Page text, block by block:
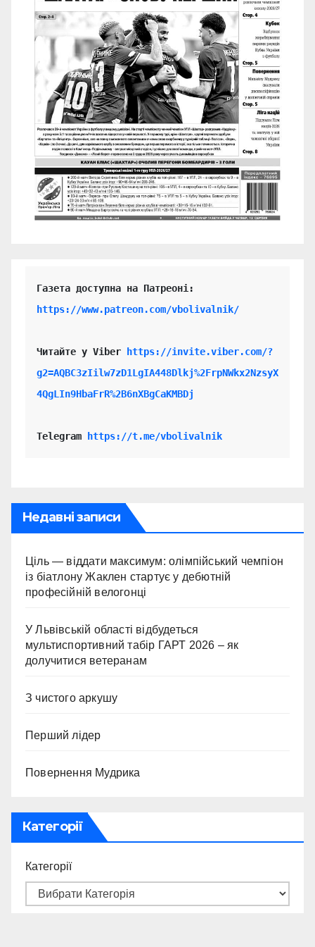
https://www.patreon.com/vbolivalnik/
Читайте у Viber
https://invite.viber.com/?
g2=AQBC3zIilw7zD1LgIA448Dlkj%2FrpNWkx2NzsyX
4QgLIn9HbaFrR%2B6nXBgCaKMBDj
Telegram https://t.me/vbolivalnik
Недавні записи
Ціль — віддати максимум: олімпійський чемпіон
із біатлону Жаклен стартує у дебютній
професійній велогонці
У Львівській області відбудеться
мультиспортивний табір ГАРТ 2026 – як
долучитися ветеранам
З чистого аркушу
Перший лідер
Повернення Мудрика
Категорії
Категорії